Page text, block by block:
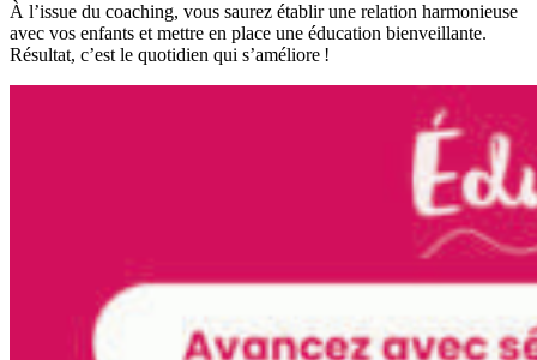
À l’issue du coaching, vous saurez établir une relation harmonieuse
avec vos enfants et mettre en place une éducation bienveillante.
Résultat, c’est le quotidien qui s’améliore !